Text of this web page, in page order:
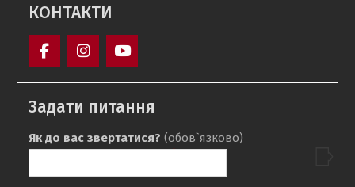
КОНТАКТИ
виховання»
«ХПІ»
ВИХОВАННЯ»
«ХПІ»
Задати питання
Як до вас звертатися? (обов`язково)